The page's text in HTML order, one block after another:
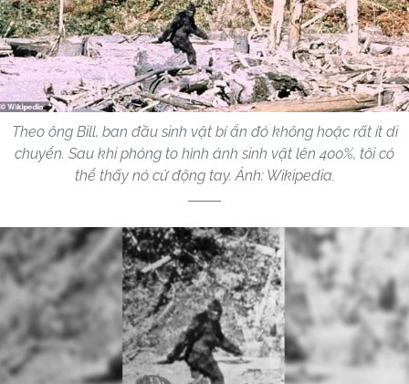
Theo ông Bill, ban đầu sinh vật bí ẩn đó không hoặc rất ít di
chuyển. Sau khi phóng to hình ảnh sinh vật lên 400%, tôi có
thể thấy nó cử động tay. Ảnh: Wikipedia.